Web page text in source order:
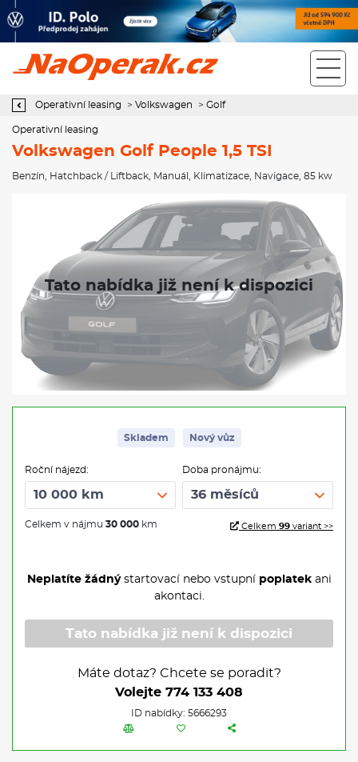
Operativní leasing Volkswagen Golf People 1,5 TSI
Operativní leasing > Volkswagen > Golf
Operativní leasing
Volkswagen Golf People 1,5 TSI
Benzín Hatchback / Liftback Manuál Klimatizace Navigace , 85 kw
Skladem Nový vůz
Roční nájezd:
Celkem v nájmu 30 000 km
Doba pronájmu:
Celkem 99 variant >>
Neplatíte žádnýstartovací nebo vstupní poplatekani
akontaci.
Tato nabídka již není k dispozici
Máte dotaz? Chcete se poradit?
Volejte 774 133 408
ID nabídky: 5666293